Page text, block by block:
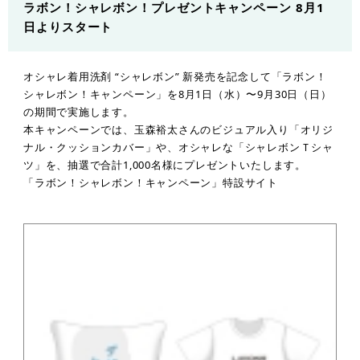
ラボン！シャレボン！プレゼントキャンペーン 8月1
日よりスタート
オシャレ着用洗剤 “シャレボン” 新発売を記念して「ラボン！
シャレボン！キャンペーン」を8月1日（水）〜9月30日（日）
の期間で実施します。
本キャンペーンでは、玉森裕太さんのビジュアル入り「オリジ
ナル・クッションカバー」や、オシャレな「シャレボンＴシャ
ツ」を、抽選で合計1,000名様にプレゼントいたします。
「ラボン！シャレボン！キャンペーン」特設サイト